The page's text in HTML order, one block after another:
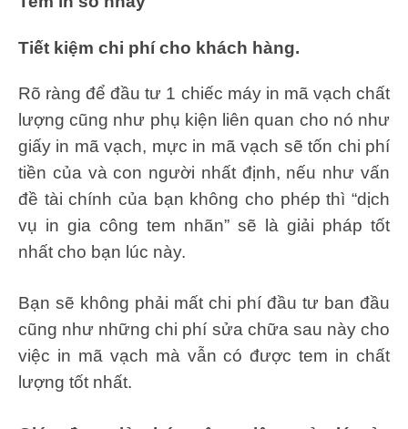
Tiết kiệm chi phí cho khách hàng.
Rõ ràng để đầu tư 1 chiếc máy in mã vạch chất
lượng cũng như phụ kiện liên quan cho nó như
giấy in mã vạch, mực in mã vạch sẽ tốn chi phí
tiền của và con người nhất định, nếu như vấn
đề tài chính của bạn không cho phép thì “dịch
vụ in gia công tem nhãn” sẽ là giải pháp tốt
nhất cho bạn lúc này.
Bạn sẽ không phải mất chi phí đầu tư ban đầu
cũng như những chi phí sửa chữa sau này cho
việc in mã vạch mà vẫn có được tem in chất
lượng tốt nhất.